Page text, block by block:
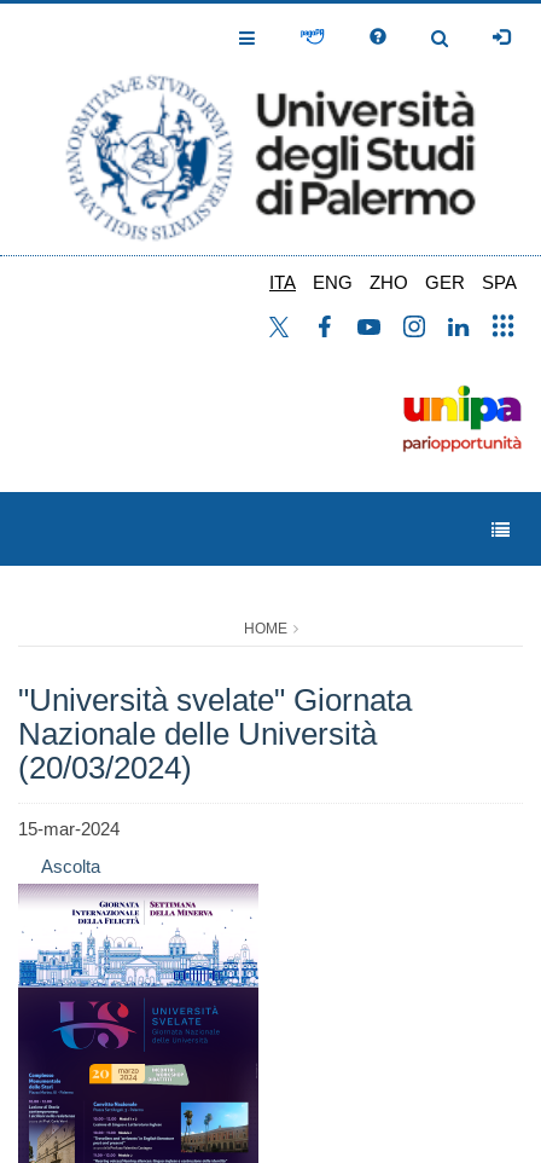
Toggle
Toggle
ITA ENG ZHO GER SPA
HOME
"Università svelate" Giornata
Nazionale delle Università
(20/03/2024)
15-mar-2024
Ascolta